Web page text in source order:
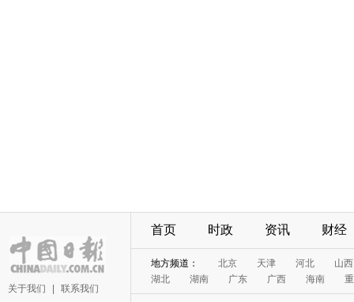
关于我们 联系我们
首页 时政 资讯 财经
地方频道： 北京 天津 河北
山西
湖北
湖南 广东 广西 海南